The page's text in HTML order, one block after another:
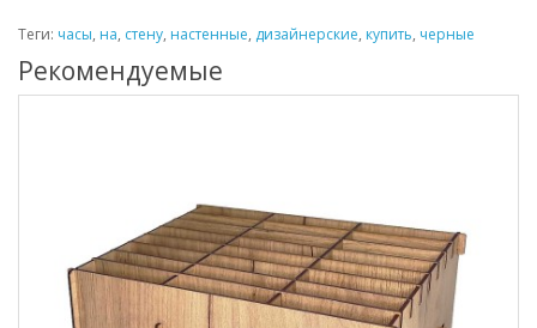
Теги: часы, на, стену, настенные, дизайнерские, купить, черные
Рекомендуемые